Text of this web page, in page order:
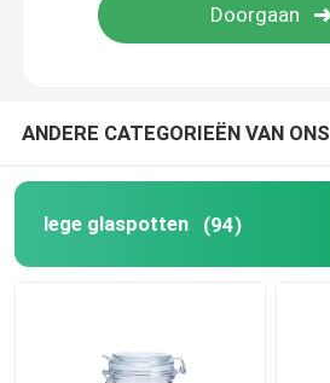
Glaswijndecanter
glazen cosmetische potten
ANDERE CATEGORIEËN VAN ONS
lege glaspotten (94)